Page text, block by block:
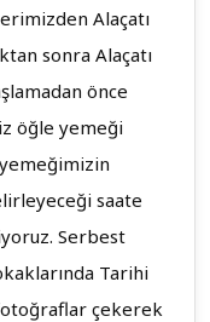
Alaçatı
sonra Alaçatı
önce
öğle yemeği
saate
Serbest
Tarihi
çekerek